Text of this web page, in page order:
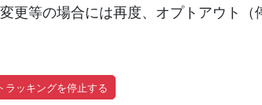
更等の場合には再度、オプトアウト（
ラッキングを停止する